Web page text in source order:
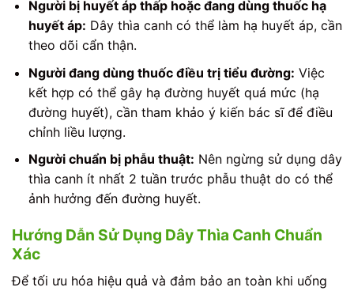
Người bị huyết áp thấp hoặc đang dùng thuốc hạ
huyết áp: Dây thìa canh có thể làm hạ huyết áp, cần
theo dõi cẩn thận.
Người đang dùng thuốc điều trị tiểu đường: Việc
kết hợp có thể gây hạ đường huyết quá mức (hạ
đường huyết), cần tham khảo ý kiến bác sĩ để điều
chỉnh liều lượng.
Người chuẩn bị phẫu thuật: Nên ngừng sử dụng dây
thìa canh ít nhất 2 tuần trước phẫu thuật do có thể
ảnh hưởng đến đường huyết.
Hướng Dẫn Sử Dụng Dây Thìa Canh Chuẩn
Xác
Để tối ưu hóa hiệu quả và đảm bảo an toàn khi uống